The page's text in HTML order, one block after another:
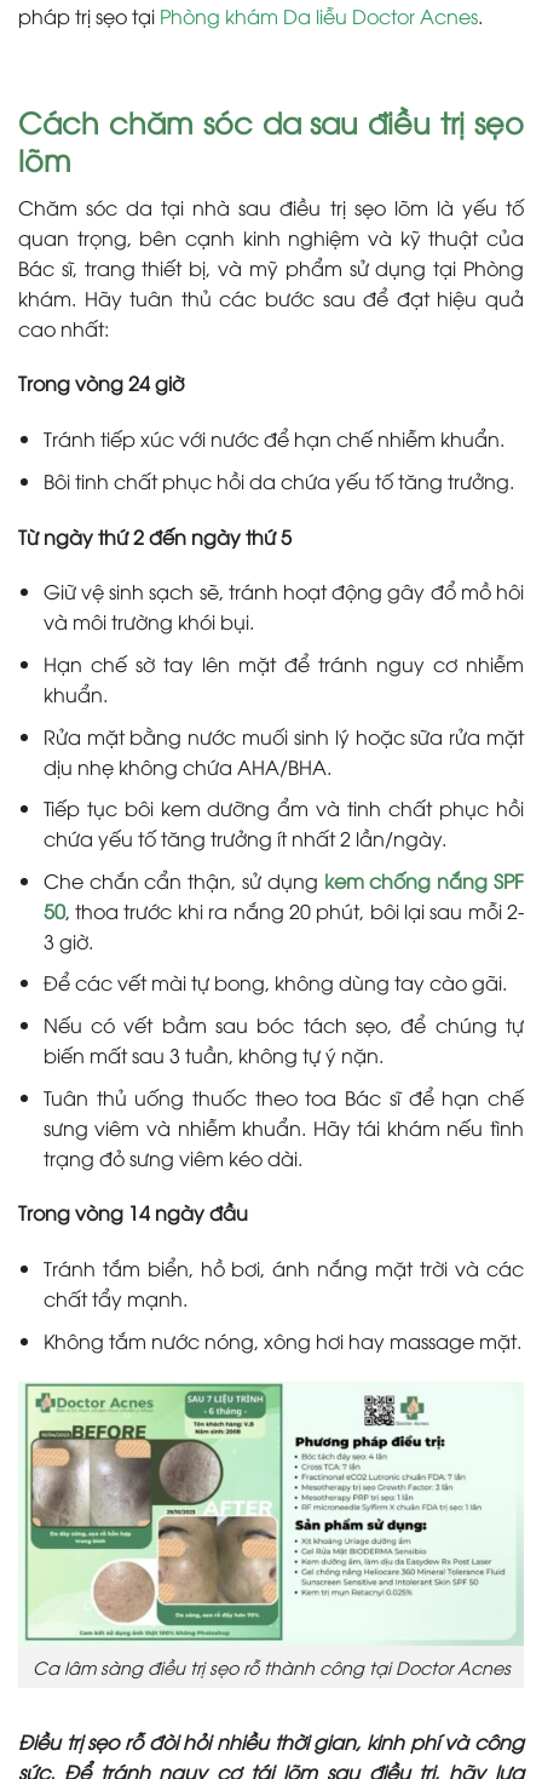
pháp trị sẹo tại Phòng khám Da liễu Doctor Acnes.
Cách chăm sóc da sau điều trị sẹo
lõm
Chăm sóc da tại nhà sau điều trị sẹo lõm là yếu tố
quan trọng, bên cạnh kinh nghiệm và kỹ thuật của
Bác sĩ, trang thiết bị, và mỹ phẩm sử dụng tại Phòng
khám. Hãy tuân thủ các bước sau để đạt hiệu quả
cao nhất:
Trong vòng 24 giờ
Tránh tiếp xúc với nước để hạn chế nhiễm khuẩn.
Bôi tinh chất phục hồi da chứa yếu tố tăng trưởng.
Từ ngày thứ 2 đến ngày thứ 5
Giữ vệ sinh sạch sẽ, tránh hoạt động gây đổ mồ hôi
và môi trường khói bụi.
Hạn chế sờ tay lên mặt để tránh nguy cơ nhiễm
khuẩn.
Rửa mặt bằng nước muối sinh lý hoặc sữa rửa mặt
dịu nhẹ không chứa AHA/BHA.
Tiếp tục bôi kem dưỡng ẩm và tinh chất phục hồi
chứa yếu tố tăng trưởng ít nhất 2 lần/ngày.
Che chắn cẩn thận, sử dụng kem chống nắng SPF
50, thoa trước khi ra nắng 20 phút, bôi lại sau mỗi 2-
3 giờ.
Để các vết mài tự bong, không dùng tay cào gãi.
Nếu có vết bầm sau bóc tách sẹo, để chúng tự
biến mất sau 3 tuần, không tự ý nặn.
Tuân thủ uống thuốc theo toa Bác sĩ để hạn chế
sưng viêm và nhiễm khuẩn. Hãy tái khám nếu tình
trạng đỏ sưng viêm kéo dài.
Trong vòng 14 ngày đầu
Tránh tắm biển, hồ bơi, ánh nắng mặt trời và các
chất tẩy mạnh.
Không tắm nước nóng, xông hơi hay massage mặt.
Ca lâm sàng điều trị sẹo rỗ thành công tại Doctor Acnes
Điều trị sẹo rỗ đòi hỏi nhiều thời gian, kinh phí và công
sức. Để tránh nguy cơ tái lõm sau điều trị, hãy lựa